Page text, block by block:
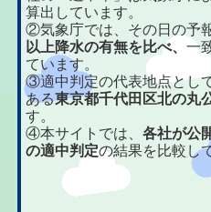
算出しています。
②気象庁では、その日の予
以上降水の有無を比べ、一
ています。
③適中判定の代表地点とし
ある東京都千代田区北の丸
す。
④本サイトでは、各社が公
の適中判定の結果を比較し